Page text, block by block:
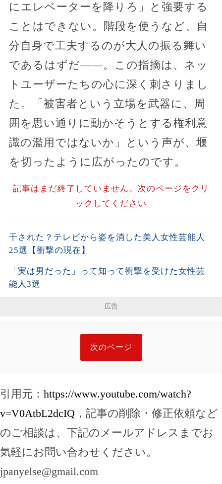
にエレベーターを降りろ」と強要する
ことはできない。階段を使うなど、自
分自身で工夫するのが大人の振る舞い
であるはずだ――。この指摘は、ネッ
トユーザーたちの心に深く刺さりまし
た。「被害者という立場を武器に、周
囲を思い通りに動かそうとする権利意
識の濫用ではないか」という声が、堰
を切ったように広がったのです。
記事はまだ終了していません。次のページをクリ
ックしてください
干された？テレビから姿を消した美人女性芸能人
25選【衝撃の現在】
「実は男だった」って知って衝撃を受けた女性芸
能人3選
広告
次のページ
引用元： https://www.youtube.com/watch?
v=V0AtbL2dcIQ ，記事の削除・修正依頼など
のご相談は、下記のメールアドレスまでお
気軽にお問い合わせください。
jpanyelse@gmail.com